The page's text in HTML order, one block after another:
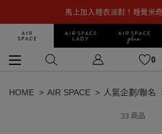
馬上加入睡衣派對！睡覺米
0
HOME AIR SPACE 人氣企劃/聯名
33 商品